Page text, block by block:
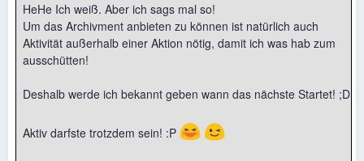
HeHe Ich weiß. Aber ich sags mal so!
Um das Archivment anbieten zu können ist natürlich auch
Aktivität außerhalb einer Aktion nötig, damit ich was hab zum
ausschütten!
Deshalb werde ich bekannt geben wann das nächste Startet! ;D
Aktiv darfste trotzdem sein! :P 😆 😉